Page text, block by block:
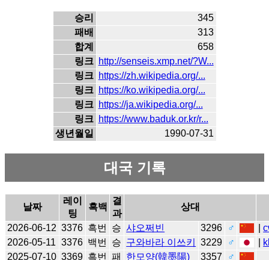
승리
345
패배
313
합계
658
링크 http://senseis.xmp.net/?W...
링크 https://zh.wikipedia.org/...
링크 https://ko.wikipedia.org/...
링크 https://ja.wikipedia.org/...
링크 https://www.baduk.or.kr/r...
생년월일
1990-07-31
대국 기록
날짜
레이
팅
흑백
결
과
상대
2026-06-12 3376 흑번 승 샤오쩌빈 3296 ♂ |
2026-05-11 3376 백번 승 구와바라 이쓰키 3229 ♂
2025-07-10 3369 흑번 패 한모양(韓墨陽) 3357
♂